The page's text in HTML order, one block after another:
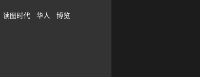
读图时代 华人 博览